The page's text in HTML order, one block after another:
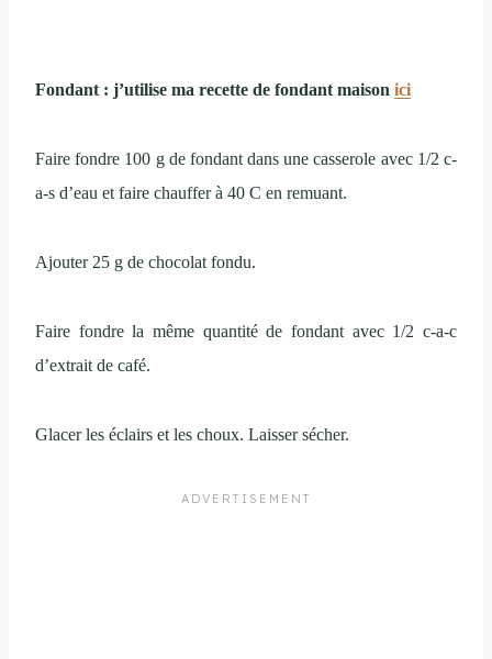
Fondant : j’utilise ma recette de fondant maison ici
Faire fondre 100 g de fondant dans une casserole avec 1/2 c-
a-s d’eau et faire chauffer à 40 C en remuant.
Ajouter 25 g de chocolat fondu.
Faire fondre la même quantité de fondant avec 1/2 c-a-c
d’extrait de café.
Glacer les éclairs et les choux. Laisser sécher.